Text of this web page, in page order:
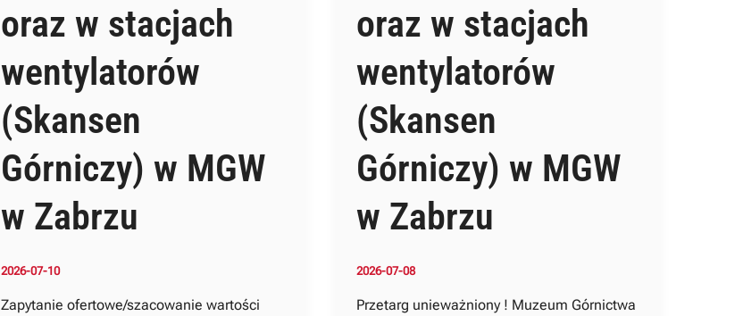
oraz w stacjach
wentylatorów
(Skansen
Górniczy) w MGW
w Zabrzu
2026-07-10
Zapytanie ofertowe/szacowanie wartości
oraz w stacjach
wentylatorów
(Skansen
Górniczy) w MGW
w Zabrzu
2026-07-08
Przetarg unieważniony ! Muzeum Górnictwa